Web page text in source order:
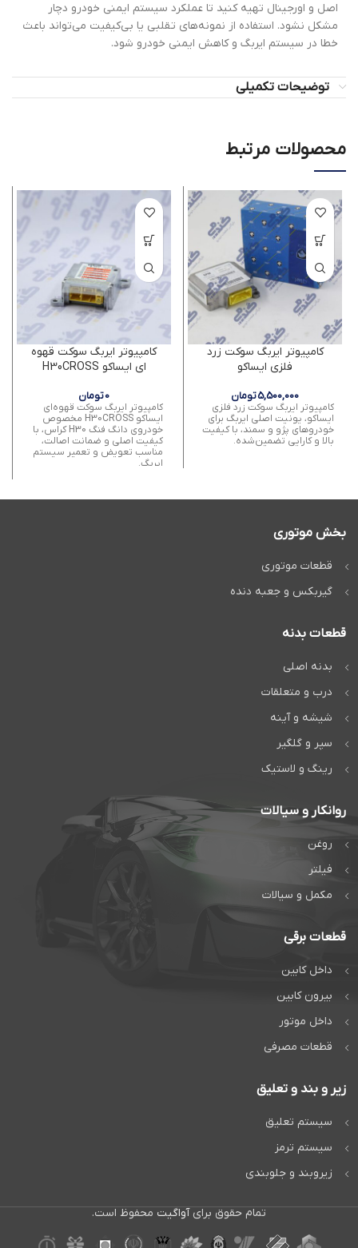
اصل و اورجینال تهیه کنید تا عملکرد سیستم ایمنی خودرو دچار
مشکل نشود. استفاده از نمونه‌های تقلبی یا بی‌کیفیت می‌تواند باعث
خطا در سیستم ایربگ و کاهش ایمنی خودرو شود.
توضیحات تکمیلی
محصولات مرتبط
کامپیوتر ایربگ سوکت زرد
فلزی ایساکو
5,500,000تومان
کامپیوتر ایربگ سوکت زرد فلزی
ایساکو، یونیت اصلی ایربگ برای
خودروهای پژو و سمند، با کیفیت
بالا و کارایی تضمین‌شده.
کامپیوتر ایربگ سوکت قهوه
ای ایساکو H30CROSS
0تومان
کامپیوتر ایربگ سوکت قهوه‌ای
ایساکو H30CROSS مخصوص
خودروی دانگ فنگ H30 کراس، با
کیفیت اصلی و ضمانت اصالت،
مناسب تعویض و تعمیر سیستم
ایربگ.
بخش موتوری
قطعات موتوری
گیربکس و جعبه دنده
قطعات بدنه
بدنه اصلی
درب و متعلقات
شیشه و آینه
سپر و گلگیر
رینگ و لاستیک
روانکار و سیالات
روغن
فیلتر
مکمل و سیالات
قطعات برقی
داخل کابین
بیرون کابین
داخل موتور
قطعات مصرفی
زیر و بند و تعلیق
سیستم تعلیق
سیستم ترمز
زیروبند و جلوبندی
تمام حقوق برایآواگیت محفوظ است.